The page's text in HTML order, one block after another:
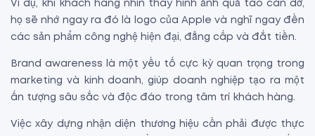
Ví dụ, khi khách hàng nhìn thấy hình ảnh quả táo cắn dở,
họ sẽ nhớ ngay ra đó là logo của Apple và nghĩ ngay đến
các sản phẩm công nghệ hiện đại, đẳng cấp và đắt tiền.
Brand awareness là một yếu tố cực kỳ quan trọng trong
marketing và kinh doanh, giúp doanh nghiệp tạo ra một
ấn tượng sâu sắc và độc đáo trong tâm trí khách hàng.
Việc xây dựng nhận diện thương hiệu cần phải được thực